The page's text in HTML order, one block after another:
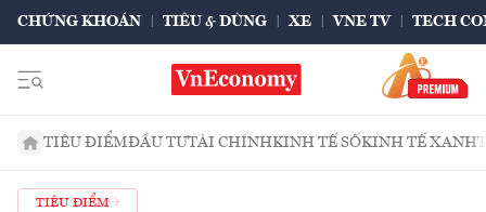
CHỨNG KHOÁN TIÊU & DÙNG XE VNE TV TECH
TIÊU ĐIỂMĐẦU TƯTÀI CHÍNHKINH TẾ SỐKINH TẾ XANH
TIÊU ĐIỂM